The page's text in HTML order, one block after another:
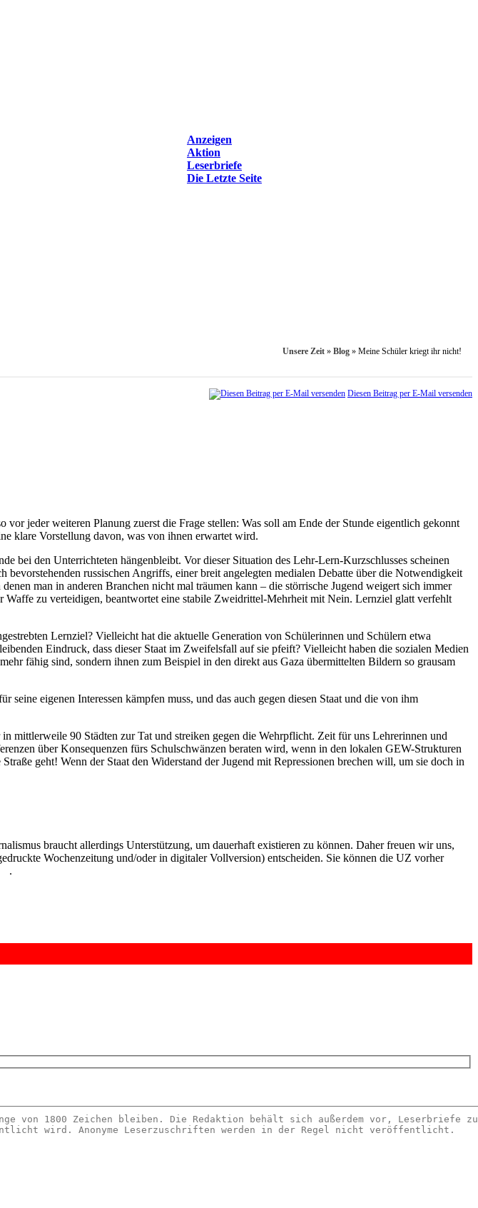
Anzeigen
Aktion
Leserbriefe
Die Letzte Seite
Unsere Zeit » Blog » Meine Schüler kriegt ihr nicht!
Diesen Beitrag per E-Mail versenden
jeder weiteren Planung zuerst die Frage stellen: Was soll am Ende der Stunde eigentlich gekonnt
klare Vorstellung davon, was von ihnen erwartet wird.
bei den Unterrichteten hängenbleibt. Vor dieser Situation des Lehr-Lern-Kurzschlusses scheinen
russischen Angriffs, einer breit angelegten medialen Debatte über die Notwendigkeit
man in anderen Branchen nicht mal träumen kann – die störrische Jugend weigert sich immer
zu verteidigen, beantwortet eine stabile Zweidrittel-Mehrheit mit Nein. Lernziel glatt verfehlt
Lernziel? Vielleicht hat die aktuelle Generation von Schülerinnen und Schülern etwa
Eindruck, dass dieser Staat im Zweifelsfall auf sie pfeift? Vielleicht haben die sozialen Medien
fähig sind, sondern ihnen zum Beispiel in den direkt aus Gaza übermittelten Bildern so grausam
eigenen Interessen kämpfen muss, und das auch gegen diesen Staat und die von ihm
mittlerweile 90 Städten zur Tat und streiken gegen die Wehrpflicht. Zeit für uns Lehrerinnen und
über Konsequenzen fürs Schulschwänzen beraten wird, wenn in den lokalen GEW-Strukturen
geht! Wenn der Staat den Widerstand der Jugend mit Repressionen brechen will, um sie doch in
braucht allerdings Unterstützung, um dauerhaft existieren zu können. Daher freuen wir uns,
Wochenzeitung und/oder in digitaler Vollversion) entscheiden. Sie können die UZ vorher
.